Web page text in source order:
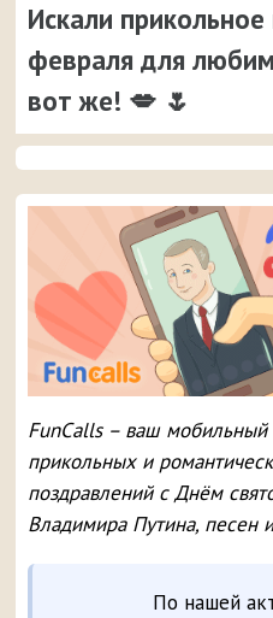
Искали
февраля для
вот же! 💋 🌷
FunCalls – ваш мобильный
прикольных и
поздравлений с Днём
Владимира Путина, песен
По нашей